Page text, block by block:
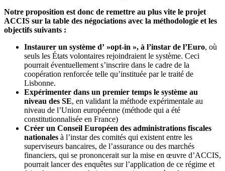
Notre proposition est donc de remettre au plus vite le projet
ACCIS sur la table des négociations avec la méthodologie et les
objectifs suivants :
Instaurer un système d’ »opt-in », à l’instar de l’Euro, où
seuls les États volontaires rejoindraient le système. Ceci
pourrait éventuellement s’inscrire dans le cadre de la
coopération renforcée telle qu’instituée par le traité de
Lisbonne.
Expérimenter dans un premier temps le système au
niveau des SE, en validant la méthode expérimentale au
niveau de l’Union européenne (méthode qui a été
constitutionnalisée en France)
Créer un Conseil Européen des administrations fiscales
nationales à l’instar des comités qui existent entre les
superviseurs bancaires, de l’assurance ou des marchés
financiers, qui se prononcerait sur la mise en œuvre d’ACCIS,
pourrait lancer des enquêtes sur l’application de ce régime et